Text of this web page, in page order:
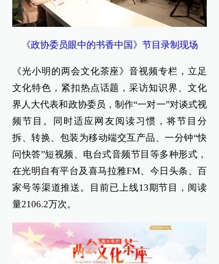
《政协委员眼中的书香中国》节目录制现场
《光小明的两会文化茶座》音视频专栏，立足
文化特色，紧扣热点话题，采访知识界、文化
界人大代表和政协委员，制作“一对一”对谈式视
频节目。同时适应网友阅读习惯，将节目分
拆、转换、包装为移动端交互产品、一分钟“快
问快答”短视频、电台式音频节目等多种形式，
在光明自有平台及喜马拉雅FM、今日头条、百
家号等渠道推送。目前已上线13期节目，阅读
量2106.2万次。